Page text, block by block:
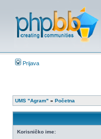
Prijava
UMS "Agram" » Početna
Korisničko ime: